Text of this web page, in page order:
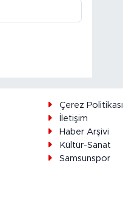
Çerez Politikası
İletişim
Haber Arşivi
Kültür-Sanat
Samsunspor